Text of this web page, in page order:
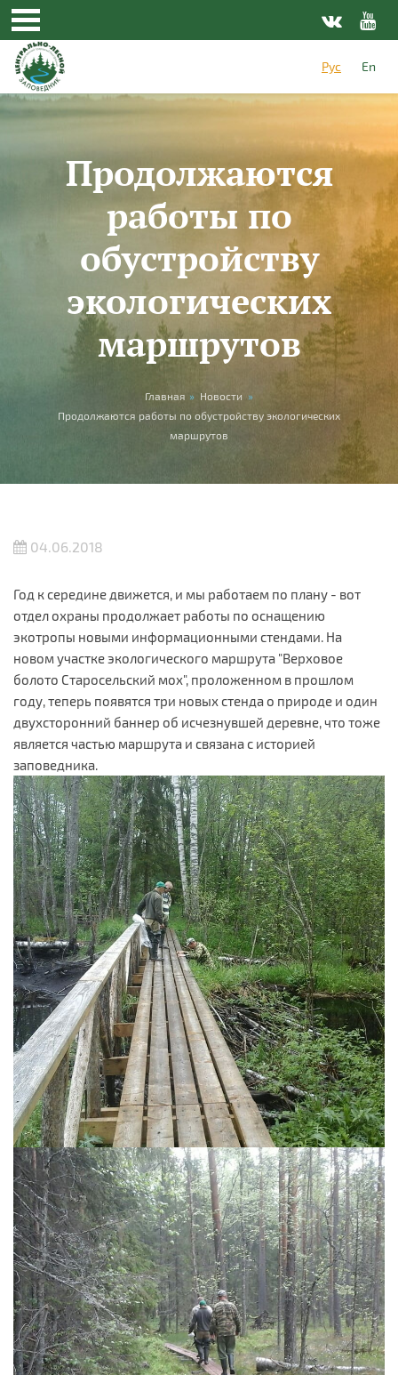
Перейти к основному содержанию
Рус
En
Продолжаются
работы по
обустройству
экологических
маршрутов
Вы здесь Главная » Новости »
Продолжаются работы по обустройству экологических
маршрутов
04.06.2018
Год к середине движется, и мы работаем по плану - вот
отдел охраны продолжает работы по оснащению
экотропы новыми информационными стендами. На
новом участке экологического маршрута "Верховое
болото Старосельский мох", проложенном в прошлом
году, теперь появятся три новых стенда о природе и один
двухсторонний баннер об исчезнувшей деревне, что тоже
является частью маршрута и связана с историей
заповедника.